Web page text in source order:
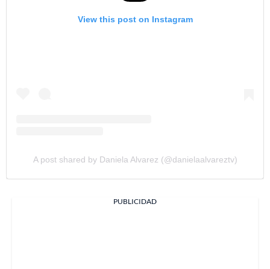
View this post on Instagram
A post shared by Daniela Alvarez (@danielaalvareztv)
PUBLICIDAD